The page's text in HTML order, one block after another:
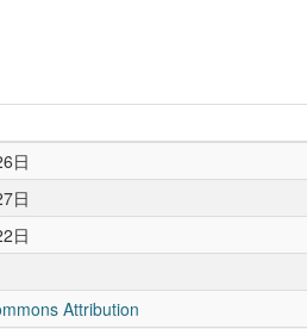
日
日
日
Attribution